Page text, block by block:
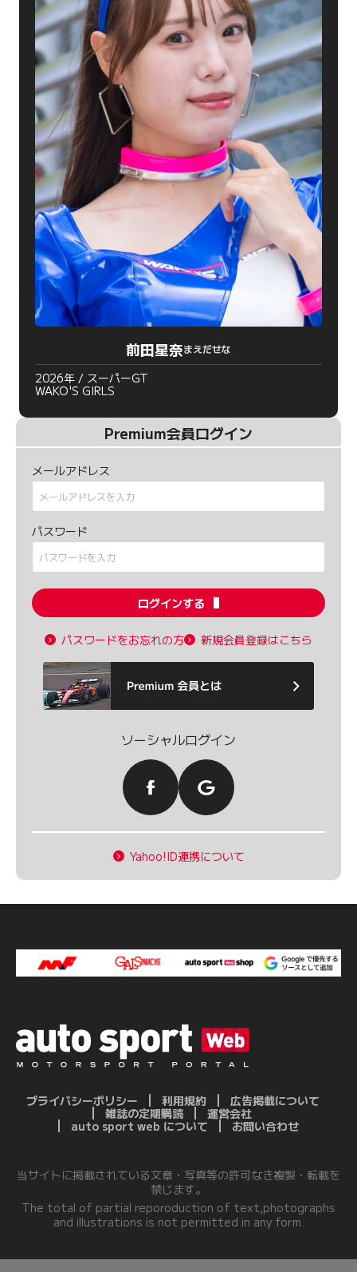
前田星奈まえだせな
2026年 / スーパーGT
WAKO'S GIRLS
Premium会員ログイン
メールアドレス
パスワード
ログインする
パスワードをお忘れの方 新規会員登録はこちら
ソーシャルログイン
Yahoo!ID連携について
プライバシーポリシー 利用規約
広告掲載について
雑誌の定期購読
運営会社
auto sport web について
お問い合わせ
当サイトに掲載されている文章・写真等の許可なき複製・転載を
禁じます。
The total of partial reporoduction of text,photographs
and illustrations is not permitted in any form.